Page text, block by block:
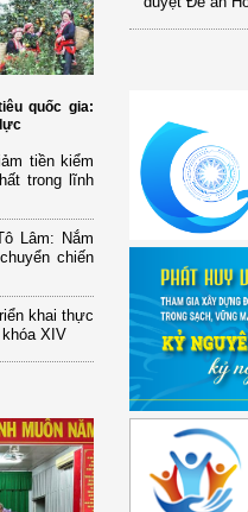
quốc gia:
tiền kiểm
trong lĩnh
Lâm: Nắm
chiến
khai thực
XIV